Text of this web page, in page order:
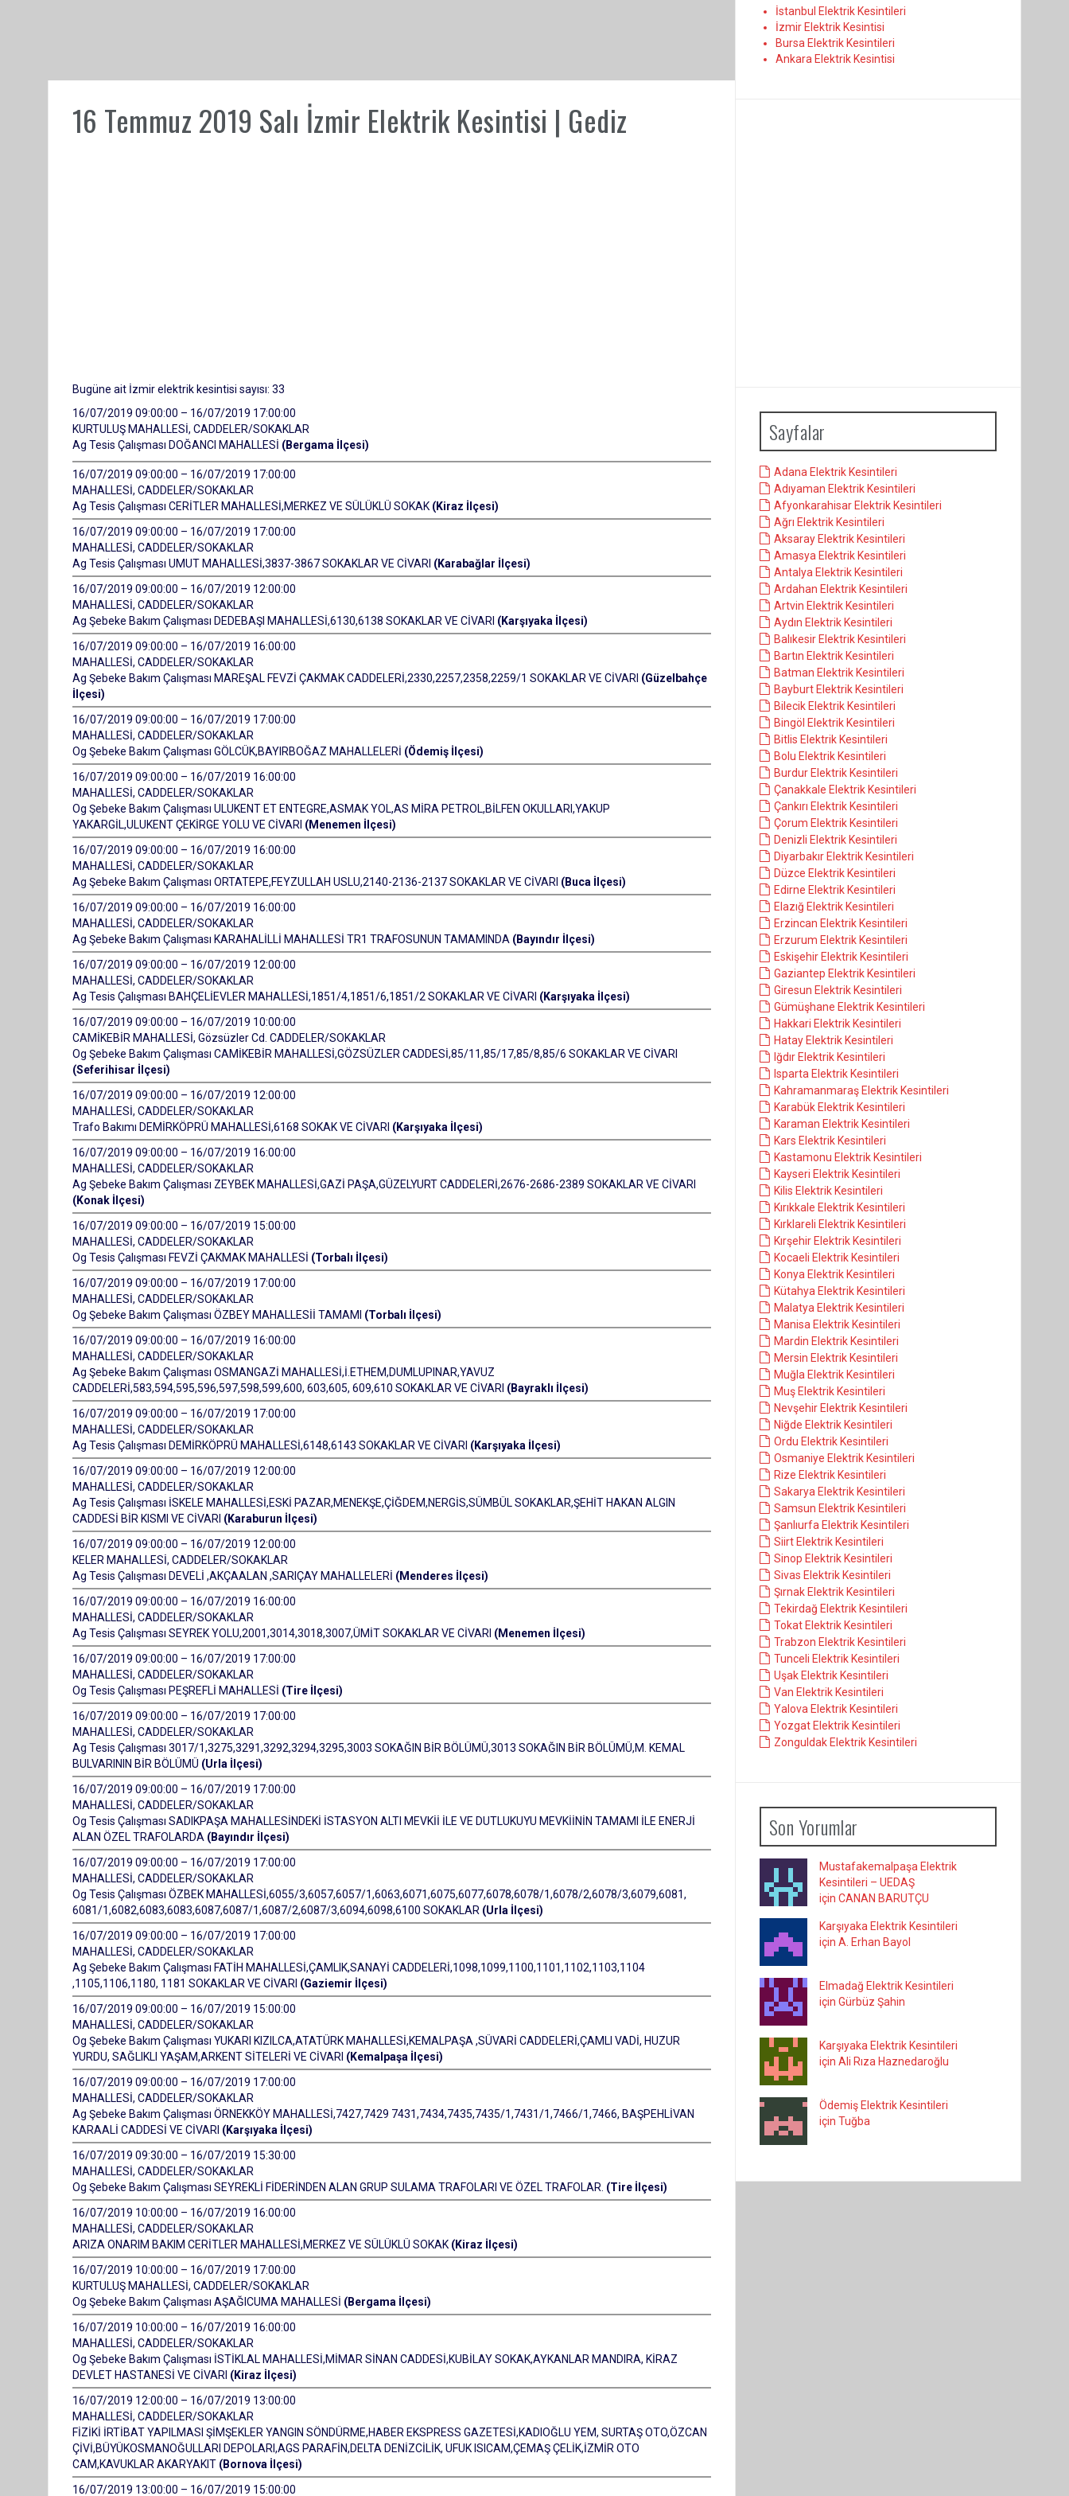
16 Temmuz 2019 Salı İzmir Elektrik Kesintisi | Gediz
Bugüne ait İzmir elektrik kesintisi sayısı: 33
16/07/2019 09:00:00 – 16/07/2019 17:00:00
KURTULUŞ MAHALLESİ, CADDELER/SOKAKLAR
Ag Tesis Çalışması DOĞANCI MAHALLESİ (Bergama İlçesi)
16/07/2019 09:00:00 – 16/07/2019 17:00:00
MAHALLESİ, CADDELER/SOKAKLAR
Ag Tesis Çalışması CERİTLER MAHALLESİ,MERKEZ VE SÜLÜKLÜ SOKAK (Kiraz İlçesi)
16/07/2019 09:00:00 – 16/07/2019 17:00:00
MAHALLESİ, CADDELER/SOKAKLAR
Ag Tesis Çalışması UMUT MAHALLESİ,3837-3867 SOKAKLAR VE CİVARI (Karabağlar İlçesi)
16/07/2019 09:00:00 – 16/07/2019 12:00:00
MAHALLESİ, CADDELER/SOKAKLAR
Ag Şebeke Bakım Çalışması DEDEBAŞI MAHALLESİ,6130,6138 SOKAKLAR VE CİVARI (Karşıyaka İlçesi)
16/07/2019 09:00:00 – 16/07/2019 16:00:00
MAHALLESİ, CADDELER/SOKAKLAR
Ag Şebeke Bakım Çalışması MAREŞAL FEVZİ ÇAKMAK CADDELERİ,2330,2257,2358,2259/1 SOKAKLAR VE CİVARI (Güzelbahçe
İlçesi)
16/07/2019 09:00:00 – 16/07/2019 17:00:00
MAHALLESİ, CADDELER/SOKAKLAR
Og Şebeke Bakım Çalışması GÖLCÜK,BAYIRBOĞAZ MAHALLELERİ (Ödemiş İlçesi)
16/07/2019 09:00:00 – 16/07/2019 16:00:00
MAHALLESİ, CADDELER/SOKAKLAR
Og Şebeke Bakım Çalışması ULUKENT ET ENTEGRE,ASMAK YOL,AS MİRA PETROL,BİLFEN OKULLARI,YAKUP
YAKARGİL,ULUKENT ÇEKİRGE YOLU VE CİVARI (Menemen İlçesi)
16/07/2019 09:00:00 – 16/07/2019 16:00:00
MAHALLESİ, CADDELER/SOKAKLAR
Ag Şebeke Bakım Çalışması ORTATEPE,FEYZULLAH USLU,2140-2136-2137 SOKAKLAR VE CİVARI (Buca İlçesi)
16/07/2019 09:00:00 – 16/07/2019 16:00:00
MAHALLESİ, CADDELER/SOKAKLAR
Ag Şebeke Bakım Çalışması KARAHALİLLİ MAHALLESİ TR1 TRAFOSUNUN TAMAMINDA (Bayındır İlçesi)
16/07/2019 09:00:00 – 16/07/2019 12:00:00
MAHALLESİ, CADDELER/SOKAKLAR
Ag Tesis Çalışması BAHÇELİEVLER MAHALLESİ,1851/4,1851/6,1851/2 SOKAKLAR VE CİVARI (Karşıyaka İlçesi)
16/07/2019 09:00:00 – 16/07/2019 10:00:00
CAMİKEBİR MAHALLESİ, Gözsüzler Cd. CADDELER/SOKAKLAR
Og Şebeke Bakım Çalışması CAMİKEBİR MAHALLESİ,GÖZSÜZLER CADDESİ,85/11,85/17,85/8,85/6 SOKAKLAR VE CİVARI
(Seferihisar İlçesi)
16/07/2019 09:00:00 – 16/07/2019 12:00:00
MAHALLESİ, CADDELER/SOKAKLAR
Trafo Bakımı DEMİRKÖPRÜ MAHALLESİ,6168 SOKAK VE CİVARI (Karşıyaka İlçesi)
16/07/2019 09:00:00 – 16/07/2019 16:00:00
MAHALLESİ, CADDELER/SOKAKLAR
Ag Şebeke Bakım Çalışması ZEYBEK MAHALLESİ,GAZİ PAŞA,GÜZELYURT CADDELERİ,2676-2686-2389 SOKAKLAR VE CİVARI
(Konak İlçesi)
16/07/2019 09:00:00 – 16/07/2019 15:00:00
MAHALLESİ, CADDELER/SOKAKLAR
Og Tesis Çalışması FEVZİ ÇAKMAK MAHALLESİ (Torbalı İlçesi)
16/07/2019 09:00:00 – 16/07/2019 17:00:00
MAHALLESİ, CADDELER/SOKAKLAR
Og Şebeke Bakım Çalışması ÖZBEY MAHALLESİİ TAMAMI (Torbalı İlçesi)
16/07/2019 09:00:00 – 16/07/2019 16:00:00
MAHALLESİ, CADDELER/SOKAKLAR
Ag Şebeke Bakım Çalışması OSMANGAZİ MAHALLESİ,İ.ETHEM,DUMLUPINAR,YAVUZ
CADDELERİ,583,594,595,596,597,598,599,600, 603,605, 609,610 SOKAKLAR VE CİVARI (Bayraklı İlçesi)
16/07/2019 09:00:00 – 16/07/2019 17:00:00
MAHALLESİ, CADDELER/SOKAKLAR
Ag Tesis Çalışması DEMİRKÖPRÜ MAHALLESİ,6148,6143 SOKAKLAR VE CİVARI (Karşıyaka İlçesi)
16/07/2019 09:00:00 – 16/07/2019 12:00:00
MAHALLESİ, CADDELER/SOKAKLAR
Ag Tesis Çalışması İSKELE MAHALLESİ,ESKİ PAZAR,MENEKŞE,ÇİĞDEM,NERGİS,SÜMBÜL SOKAKLAR,ŞEHİT HAKAN ALGIN
CADDESİ BİR KISMI VE CİVARI (Karaburun İlçesi)
16/07/2019 09:00:00 – 16/07/2019 12:00:00
KELER MAHALLESİ, CADDELER/SOKAKLAR
Ag Tesis Çalışması DEVELİ ,AKÇAALAN ,SARIÇAY MAHALLELERİ (Menderes İlçesi)
16/07/2019 09:00:00 – 16/07/2019 16:00:00
MAHALLESİ, CADDELER/SOKAKLAR
Ag Tesis Çalışması SEYREK YOLU,2001,3014,3018,3007,ÜMİT SOKAKLAR VE CİVARI (Menemen İlçesi)
16/07/2019 09:00:00 – 16/07/2019 17:00:00
MAHALLESİ, CADDELER/SOKAKLAR
Og Tesis Çalışması PEŞREFLİ MAHALLESİ (Tire İlçesi)
16/07/2019 09:00:00 – 16/07/2019 17:00:00
MAHALLESİ, CADDELER/SOKAKLAR
Ag Tesis Çalışması 3017/1,3275,3291,3292,3294,3295,3003 SOKAĞIN BİR BÖLÜMÜ,3013 SOKAĞIN BİR BÖLÜMÜ,M. KEMAL
BULVARININ BİR BÖLÜMÜ (Urla İlçesi)
16/07/2019 09:00:00 – 16/07/2019 17:00:00
MAHALLESİ, CADDELER/SOKAKLAR
Og Tesis Çalışması SADIKPAŞA MAHALLESİNDEKİ İSTASYON ALTI MEVKİİ İLE VE DUTLUKUYU MEVKİİNİN TAMAMI İLE ENERJİ
ALAN ÖZEL TRAFOLARDA (Bayındır İlçesi)
16/07/2019 09:00:00 – 16/07/2019 17:00:00
MAHALLESİ, CADDELER/SOKAKLAR
Og Tesis Çalışması ÖZBEK MAHALLESİ,6055/3,6057,6057/1,6063,6071,6075,6077,6078,6078/1,6078/2,6078/3,6079,6081,
6081/1,6082,6083,6083,6087,6087/1,6087/2,6087/3,6094,6098,6100 SOKAKLAR (Urla İlçesi)
16/07/2019 09:00:00 – 16/07/2019 17:00:00
MAHALLESİ, CADDELER/SOKAKLAR
Ag Şebeke Bakım Çalışması FATİH MAHALLESİ,ÇAMLIK,SANAYİ CADDELERİ,1098,1099,1100,1101,1102,1103,1104
,1105,1106,1180, 1181 SOKAKLAR VE CİVARI (Gaziemir İlçesi)
16/07/2019 09:00:00 – 16/07/2019 15:00:00
MAHALLESİ, CADDELER/SOKAKLAR
Og Şebeke Bakım Çalışması YUKARI KIZILCA,ATATÜRK MAHALLESİ,KEMALPAŞA ,SÜVARİ CADDELERİ,ÇAMLI VADİ, HUZUR
YURDU, SAĞLIKLI YAŞAM,ARKENT SİTELERİ VE CİVARI (Kemalpaşa İlçesi)
16/07/2019 09:00:00 – 16/07/2019 17:00:00
MAHALLESİ, CADDELER/SOKAKLAR
Ag Şebeke Bakım Çalışması ÖRNEKKÖY MAHALLESİ,7427,7429 7431,7434,7435,7435/1,7431/1,7466/1,7466, BAŞPEHLİVAN
KARAALİ CADDESİ VE CİVARI (Karşıyaka İlçesi)
16/07/2019 09:30:00 – 16/07/2019 15:30:00
MAHALLESİ, CADDELER/SOKAKLAR
Og Şebeke Bakım Çalışması SEYREKLİ FİDERİNDEN ALAN GRUP SULAMA TRAFOLARI VE ÖZEL TRAFOLAR. (Tire İlçesi)
16/07/2019 10:00:00 – 16/07/2019 16:00:00
MAHALLESİ, CADDELER/SOKAKLAR
ARIZA ONARIM BAKIM CERİTLER MAHALLESİ,MERKEZ VE SÜLÜKLÜ SOKAK (Kiraz İlçesi)
16/07/2019 10:00:00 – 16/07/2019 17:00:00
KURTULUŞ MAHALLESİ, CADDELER/SOKAKLAR
Og Şebeke Bakım Çalışması AŞAĞICUMA MAHALLESİ (Bergama İlçesi)
16/07/2019 10:00:00 – 16/07/2019 16:00:00
MAHALLESİ, CADDELER/SOKAKLAR
Og Şebeke Bakım Çalışması İSTİKLAL MAHALLESİ,MİMAR SİNAN CADDESİ,KUBİLAY SOKAK,AYKANLAR MANDIRA, KİRAZ
DEVLET HASTANESİ VE CİVARI (Kiraz İlçesi)
16/07/2019 12:00:00 – 16/07/2019 13:00:00
MAHALLESİ, CADDELER/SOKAKLAR
FİZİKİ İRTİBAT YAPILMASI ŞİMŞEKLER YANGIN SÖNDÜRME,HABER EKSPRESS GAZETESİ,KADIOĞLU YEM, SURTAŞ OTO,ÖZCAN
ÇİVİ,BÜYÜKOSMANOĞULLARI DEPOLARI,AGS PARAFİN,DELTA DENİZCİLİK, UFUK ISICAM,ÇEMAŞ ÇELİK,İZMİR OTO
CAM,KAVUKLAR AKARYAKIT (Bornova İlçesi)
16/07/2019 13:00:00 – 16/07/2019 15:00:00
İstanbul Elektrik Kesintileri
İzmir Elektrik Kesintisi
Bursa Elektrik Kesintileri
Ankara Elektrik Kesintisi
Sayfalar
Adana Elektrik Kesintileri
Adıyaman Elektrik Kesintileri
Afyonkarahisar Elektrik Kesintileri
Ağrı Elektrik Kesintileri
Aksaray Elektrik Kesintileri
Amasya Elektrik Kesintileri
Antalya Elektrik Kesintileri
Ardahan Elektrik Kesintileri
Artvin Elektrik Kesintileri
Aydın Elektrik Kesintileri
Balıkesir Elektrik Kesintileri
Bartın Elektrik Kesintileri
Batman Elektrik Kesintileri
Bayburt Elektrik Kesintileri
Bilecik Elektrik Kesintileri
Bingöl Elektrik Kesintileri
Bitlis Elektrik Kesintileri
Bolu Elektrik Kesintileri
Burdur Elektrik Kesintileri
Çanakkale Elektrik Kesintileri
Çankırı Elektrik Kesintileri
Çorum Elektrik Kesintileri
Denizli Elektrik Kesintileri
Diyarbakır Elektrik Kesintileri
Düzce Elektrik Kesintileri
Edirne Elektrik Kesintileri
Elazığ Elektrik Kesintileri
Erzincan Elektrik Kesintileri
Erzurum Elektrik Kesintileri
Eskişehir Elektrik Kesintileri
Gaziantep Elektrik Kesintileri
Giresun Elektrik Kesintileri
Gümüşhane Elektrik Kesintileri
Hakkari Elektrik Kesintileri
Hatay Elektrik Kesintileri
Iğdır Elektrik Kesintileri
Isparta Elektrik Kesintileri
Kahramanmaraş Elektrik Kesintileri
Karabük Elektrik Kesintileri
Karaman Elektrik Kesintileri
Kars Elektrik Kesintileri
Kastamonu Elektrik Kesintileri
Kayseri Elektrik Kesintileri
Kilis Elektrik Kesintileri
Kırıkkale Elektrik Kesintileri
Kırklareli Elektrik Kesintileri
Kırşehir Elektrik Kesintileri
Kocaeli Elektrik Kesintileri
Konya Elektrik Kesintileri
Kütahya Elektrik Kesintileri
Malatya Elektrik Kesintileri
Manisa Elektrik Kesintileri
Mardin Elektrik Kesintileri
Mersin Elektrik Kesintileri
Muğla Elektrik Kesintileri
Muş Elektrik Kesintileri
Nevşehir Elektrik Kesintileri
Niğde Elektrik Kesintileri
Ordu Elektrik Kesintileri
Osmaniye Elektrik Kesintileri
Rize Elektrik Kesintileri
Sakarya Elektrik Kesintileri
Samsun Elektrik Kesintileri
Şanlıurfa Elektrik Kesintileri
Siirt Elektrik Kesintileri
Sinop Elektrik Kesintileri
Sivas Elektrik Kesintileri
Şırnak Elektrik Kesintileri
Tekirdağ Elektrik Kesintileri
Tokat Elektrik Kesintileri
Trabzon Elektrik Kesintileri
Tunceli Elektrik Kesintileri
Uşak Elektrik Kesintileri
Van Elektrik Kesintileri
Yalova Elektrik Kesintileri
Yozgat Elektrik Kesintileri
Zonguldak Elektrik Kesintileri
Son Yorumlar
Mustafakemalpaşa Elektrik
Kesintileri – UEDAŞ
için CANAN BARUTÇU
Karşıyaka Elektrik Kesintileri
için A. Erhan Bayol
Elmadağ Elektrik Kesintileri
için Gürbüz Şahin
Karşıyaka Elektrik Kesintileri
için Ali Rıza Haznedaroğlu
Ödemiş Elektrik Kesintileri
için Tuğba